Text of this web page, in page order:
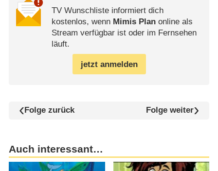
TV Wunschliste informiert dich
kostenlos, wenn Mimis Planonline als
Stream verfügbar ist oder im Fernsehen
läuft.
jetzt anmelden
Folge zurück Folge weiter
Auch interessant…